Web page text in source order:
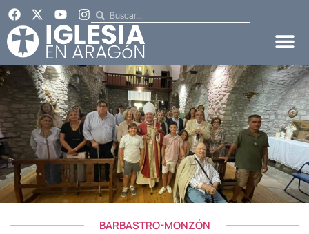
BARBASTRO-MONZÓN